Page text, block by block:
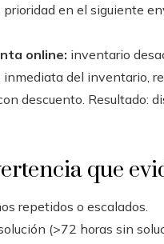
en el siguiente
online: inventario
inmediata del inventario,
descuento. Resultado:
que
repetidos o escalados.
(>72 horas sin